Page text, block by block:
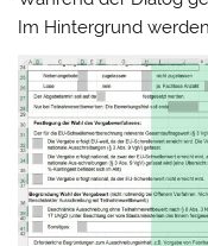
Im Hintergrund